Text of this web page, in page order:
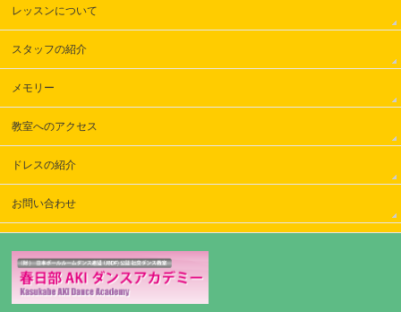
レッスンについて
スタッフの紹介
メモリー
教室へのアクセス
ドレスの紹介
お問い合わせ